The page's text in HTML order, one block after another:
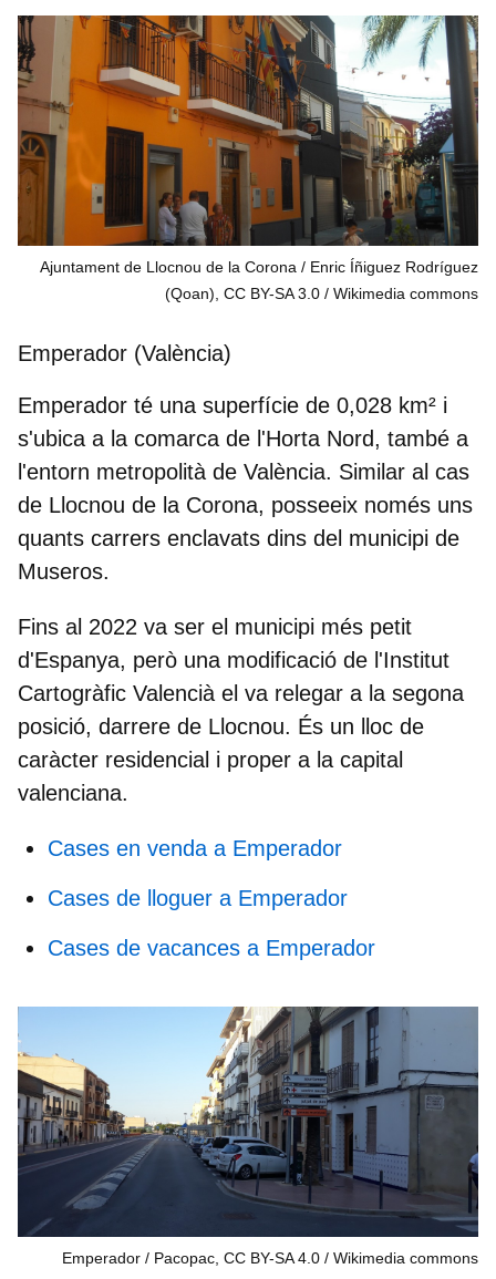
Ajuntament de Llocnou de la Corona / Enric Íñiguez Rodríguez
(Qoan), CC BY-SA 3.0
Wikimedia commons
Emperador (València)
Emperador té una superfície de 0,028 km² i
s'ubica a la comarca de l'Horta Nord, també a
l'entorn metropolità de València. Similar al cas
de Llocnou de la Corona, posseeix només uns
quants carrers enclavats dins del municipi de
Museros.
Fins al 2022 va ser el municipi més petit
d'Espanya, però una modificació de l'Institut
Cartogràfic Valencià el va relegar a la segona
posició, darrere de Llocnou. És un lloc de
caràcter residencial i proper a la capital
valenciana.
Cases en venda a Emperador
Cases de lloguer a Emperador
Cases de vacances a Emperador
Emperador / Pacopac, CC BY-SA 4.0 Wikimedia commons